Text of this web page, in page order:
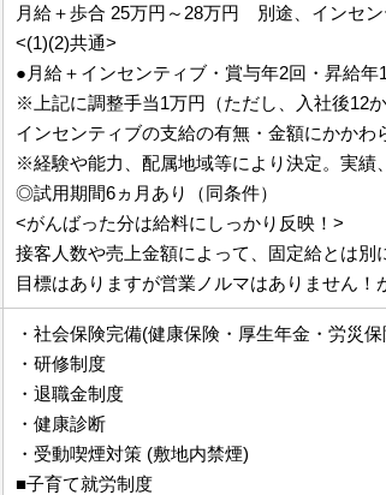
月給＋歩合 25万円～28万円 別途、インセ
<(1)(2)共通>
●月給＋インセンティブ・賞与年2回・昇給年
※上記に調整手当1万円（ただし、入社後12
インセンティブの支給の有無・金額にかかわ
※経験や能力、配属地域等により決定。実績
◎試用期間6ヵ月あり（同条件）
<がんばった分は給料にしっかり反映！>
接客人数や売上金額によって、固定給とは
目標はありますが営業ノルマはありません
・社会保険完備(健康保険・厚生年金・労災
・研修制度
・退職金制度
・健康診断
・受動喫煙対策 (敷地内禁煙)
■子育て就労制度